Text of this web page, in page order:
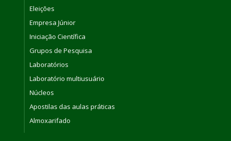
Eleições
Empresa Júnior
Iniciação Científica
Grupos de Pesquisa
Laboratórios
Laboratório multiusuário
Núcleos
Apostilas das aulas práticas
Almoxarifado